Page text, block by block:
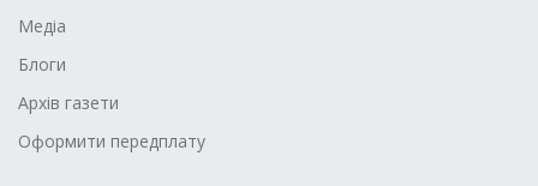
Медіа
Блоги
Архів газети
Оформити передплату